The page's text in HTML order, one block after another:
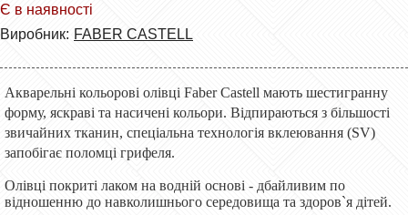
Є в наявності
Виробник: FABER CASTELL
Акварельні кольорові олівці Faber Castell мають шестигранну
форму, яскраві та насичені кольори. Відпираються з більшості
звичайних тканин, спеціальна технологія вклеювання (SV)
запобігає поломці грифеля.
Олівці покриті лаком на водній основі - дбайливим по
відношенню до навколишнього середовища та здоров`я дітей.